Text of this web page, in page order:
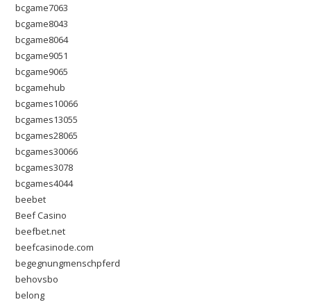
bcgame7063
bcgame8043
bcgame8064
bcgame9051
bcgame9065
bcgamehub
bcgames10066
bcgames13055
bcgames28065
bcgames30066
bcgames3078
bcgames4044
beebet
Beef Casino
beefbet.net
beefcasinode.com
begegnungmenschpferd
behovsbo
belong